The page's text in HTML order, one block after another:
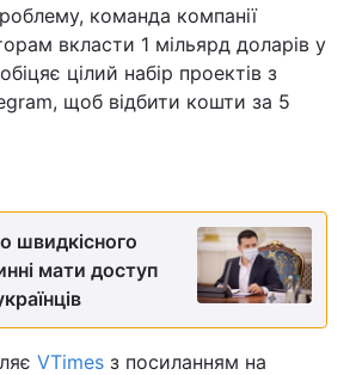
команда компанії
вкласти 1 мільярд доларів у
обіцяє цілий набір проектів з
щоб відбити кошти за 5
швидкісного
мати доступ
VTimes з посиланням на